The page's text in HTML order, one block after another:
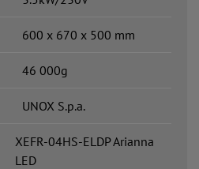
600 x 670 x 500 mm
46 000g
UNOX S.p.a.
XEFR-04HS-ELDP Arianna
LED